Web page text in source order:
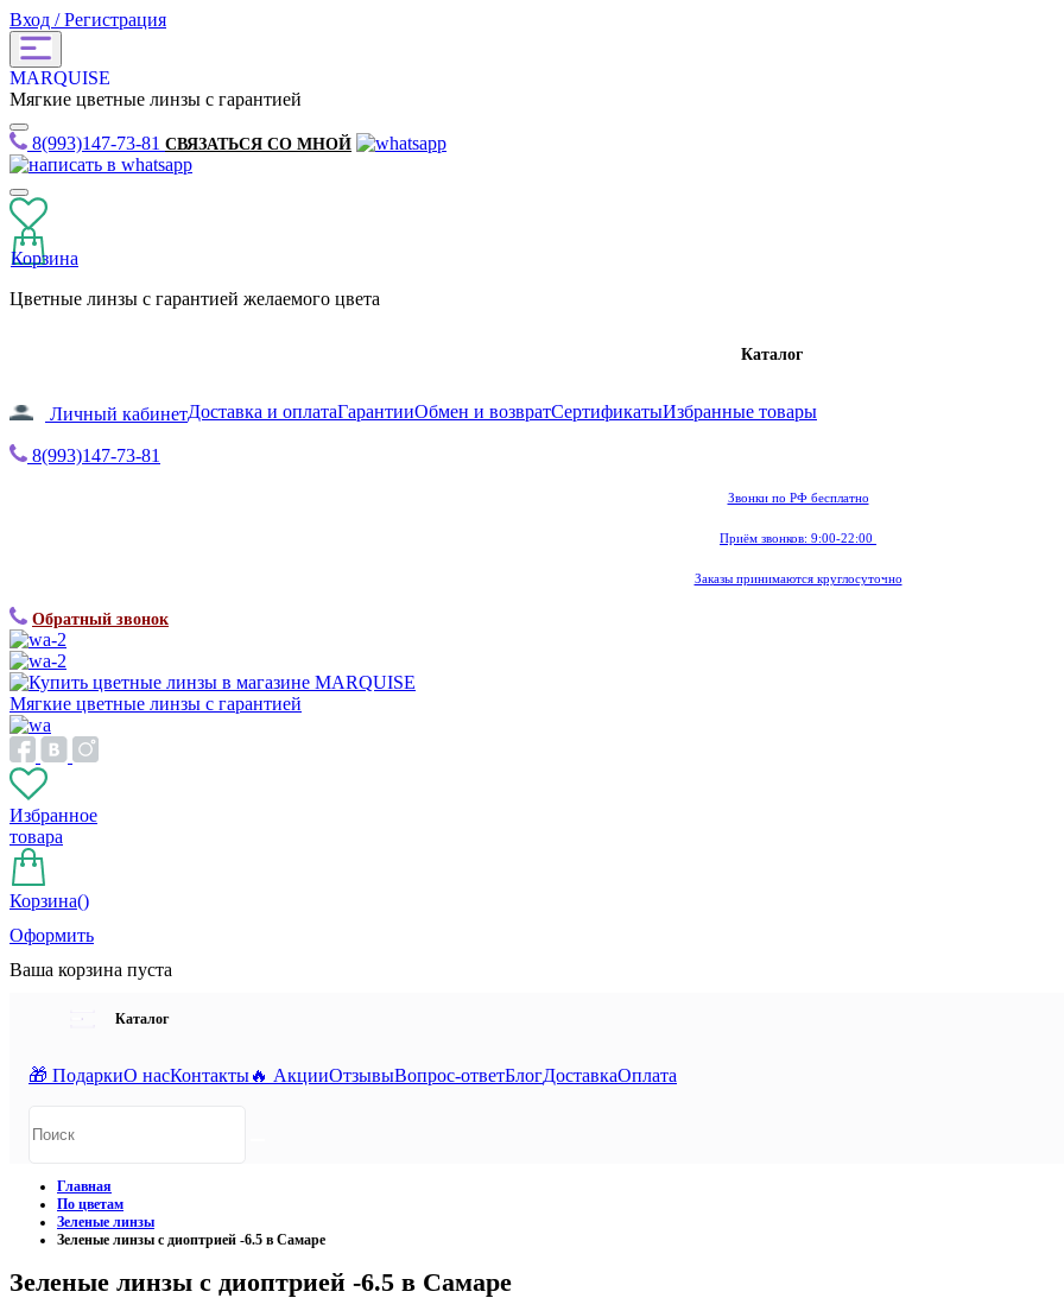
Вход / Регистрация
MARQUISE
Мягкие цветные линзы с гарантией
8(993)147-73-81 СВЯЗАТЬСЯ СО МНОЙ
Корзина
Цветные линзы с гарантией желаемого цвета
Каталог
Личный кабинетДоставка и оплатаГарантииОбмен и возвратСертификатыИзбранные товары
8(993)147-73-81
Звонки по РФ бесплатно
Приём звонков: 9:00-22:00
Заказы принимаются круглосуточно
Обратный звонок
Мягкие цветные линзы с гарантией
Избранное
товара
Корзина()
Оформить
Ваша корзина пуста
Каталог
🎁 ПодаркиО насКонтакты🔥 АкцииОтзывыВопрос-ответБлогДоставкаОплата
Главная
По цветам
Зеленые линзы
Зеленые линзы с диоптрией -6.5 в Самаре
Зеленые линзы с диоптрией -6.5 в Самаре